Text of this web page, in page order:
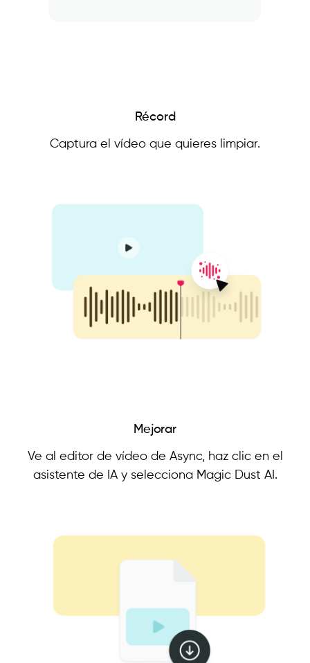
Récord
Captura el vídeo que quieres limpiar.
Mejorar
Ve al editor de vídeo de Async, haz clic en el
asistente de IA y selecciona Magic Dust AI.